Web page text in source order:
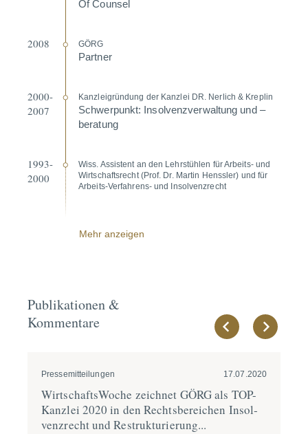
Of Counsel
2008 GÖRG
Partner
2000-
2007
Kanzl­ei­gründung der Kanzlei DR. Nerlich & Kreplin
Schwer­punkt: Insol­venz­ver­waltung und –
beratung
1993-
2000
Wiss. Assistent an den Lehrstühlen für Arbeits- und
Wirtschafts­recht (Prof. Dr. Martin Henssler) und für
Arbeits-Verfahrens- und Insol­venz­recht
Mehr anzeigen
Publikationen &
Kommentare
Pressemitteilungen 17.07.2020
Wirtschafts­Woche zeichnet GÖRG als TOP-
Kanzlei 2020 in den Rechts­be­reichen Insol­
venz­recht und Restruk­tu­rierung...